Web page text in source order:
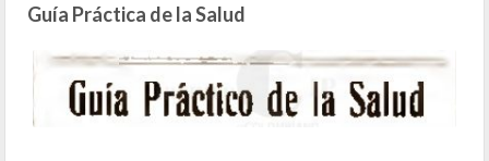
Guía Práctica de la Salud